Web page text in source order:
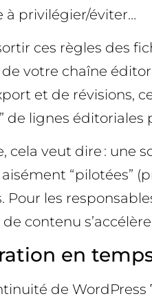
à privilégier/éviter…
sortir ces règles des
votre chaîne
et de révisions,
de lignes éditoriales
cela veut dire : une
“pilotées”
Pour les
contenu
en
de